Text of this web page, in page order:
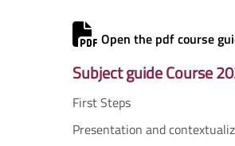
Open the pdf course
Subject guide Course
First Steps
Presentation and